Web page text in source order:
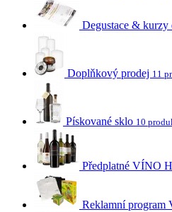
Degustace & kurzy
Doplňkový prodej 11
Pískované sklo 10
Předplatné VÍNO
Reklamní program